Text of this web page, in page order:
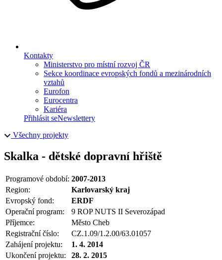
Kontakty
Ministerstvo pro místní rozvoj ČR
Sekce koordinace evropských fondů a mezinárodních
vztahů
Eurofon
Eurocentra
Kariéra
Přihlásit seNewslettery
Všechny projekty
Skalka - dětské dopravní hřiště
Programové období: 2007-2013
Region:
Karlovarský kraj
Evropský fond:
ERDF
Operační program:
9 ROP NUTS II Severozápad
Příjemce:
Město Cheb
Registrační číslo:
CZ.1.09/1.2.00/63.01057
Zahájení projektu:
1. 4. 2014
Ukončení projektu:
28. 2. 2015